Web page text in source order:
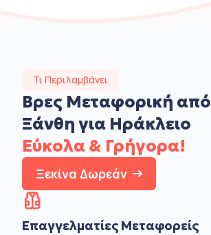
Τι Περιλαμβάνει
Βρες Μεταφορική από
Ξάνθη για Ηράκλειο
Εύκολα & Γρήγορα!
Ξεκίνα Δωρεάν
Επαγγελματίες Μεταφορείς